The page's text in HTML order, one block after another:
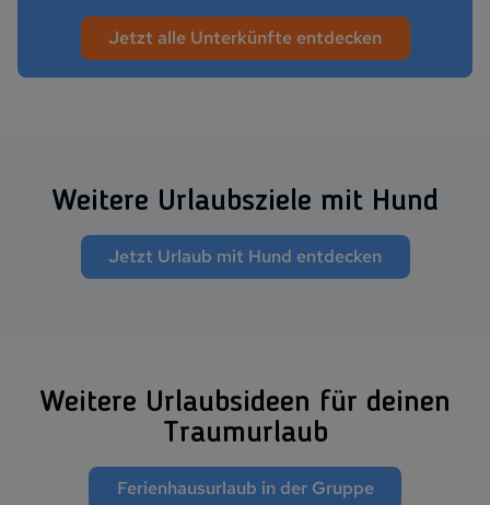
Jetzt alle Unterkünfte entdecken
Weitere Urlaubsziele mit Hund
Jetzt Urlaub mit Hund entdecken
Weitere Ur­laubs­ide­en für deinen
Traum­ur­laub
Ferienhausurlaub in der Gruppe